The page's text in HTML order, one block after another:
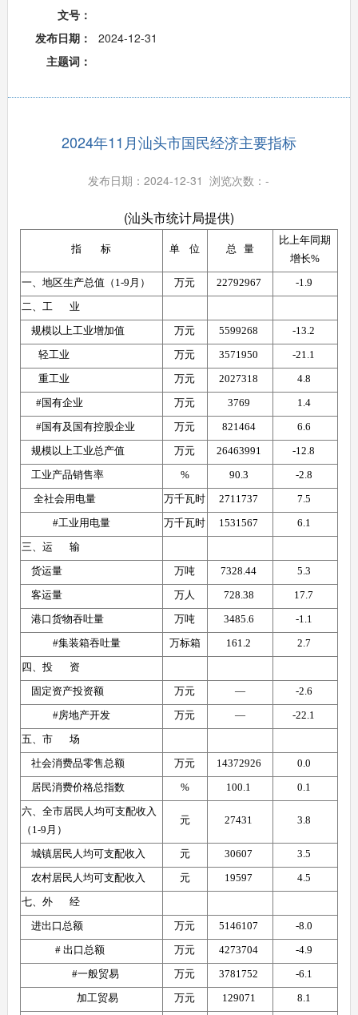
文号：
发布日期：
2024-12-31
主题词：
2024年11月汕头市国民经济主要指标
发布日期：2024-12-31 浏览次数：-
(汕头市统计局提供)
指        标 单    位 总   量
比上年同期
增长%
一、地区生产总值（1-9月）
万元 22792967
-1.9
二、工       业
规模以上工业增加值
万元 5599268
-13.2
轻工业
万元 3571950
-21.1
重工业
万元 2027318
4.8
#国有企业
万元 3769
1.4
#国有及国有控股企业
万元 821464
6.6
规模以上工业总产值
万元 26463991
-12.8
工业产品销售率
% 90.3
-2.8
全社会用电量
万千瓦时 2711737
7.5
#工业用电量
万千瓦时 1531567
6.1
三、运       输
货运量
万吨 7328.44
5.3
客运量
万人 728.38
17.7
港口货物吞吐量
万吨 3485.6
-1.1
#集装箱吞吐量
万标箱 161.2
2.7
四、投       资
固定资产投资额
万元 —
-2.6
#房地产开发
万元 —
-22.1
五、市       场
社会消费品零售总额
万元 14372926
0.0
居民消费价格总指数
% 100.1
0.1
六、全市居民人均可支配收入
（1-9月）
元 27431 3.8
城镇居民人均可支配收入 元 30607
3.5
农村居民人均可支配收入
元 19597
4.5
七、外       经
进出口总额
万元 5146107
-8.0
# 出口总额
万元 4273704
-4.9
#一般贸易
万元 3781752
-6.1
加工贸易
万元 129071
8.1